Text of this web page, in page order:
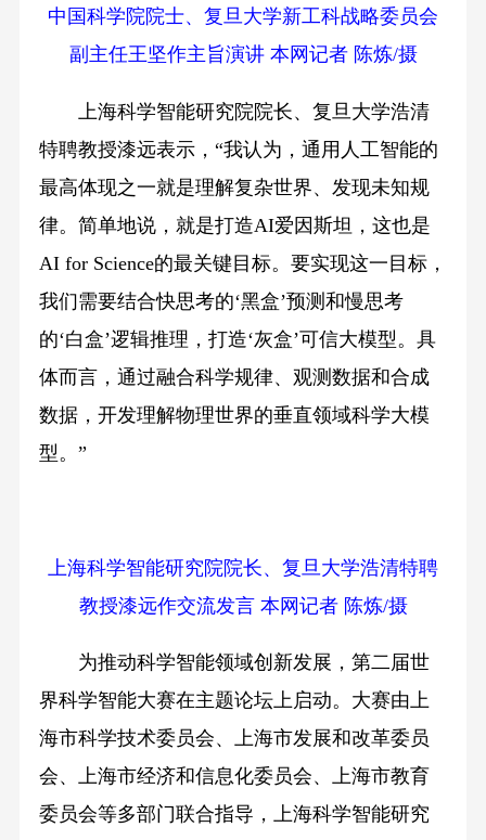
中国科学院院士、复旦大学新工科战略委员会
副主任王坚作主旨演讲 本网记者 陈炼/摄
上海科学智能研究院院长、复旦大学浩清
特聘教授漆远表示，“我认为，通用人工智能的
最高体现之一就是理解复杂世界、发现未知规
律。简单地说，就是打造AI爱因斯坦，这也是
AI for Science的最关键目标。要实现这一目标，
我们需要结合快思考的‘黑盒’预测和慢思考
的‘白盒’逻辑推理，打造‘灰盒’可信大模型。具
体而言，通过融合科学规律、观测数据和合成
数据，开发理解物理世界的垂直领域科学大模
型。”
上海科学智能研究院院长、复旦大学浩清特聘
教授漆远作交流发言 本网记者 陈炼/摄
为推动科学智能领域创新发展，第二届世
界科学智能大赛在主题论坛上启动。大赛由上
海市科学技术委员会、上海市发展和改革委员
会、上海市经济和信息化委员会、上海市教育
委员会等多部门联合指导，上海科学智能研究